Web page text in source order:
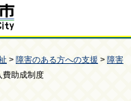
> 障害のある方への支援 > 障害
費助成制度